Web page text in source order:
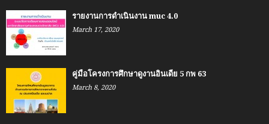
รายงานการดำเนินงาน muc 4.0
March 17, 2020
คู่มือโครงการศึกษาดูงานอินเดีย 5 กพ 63
March 8, 2020